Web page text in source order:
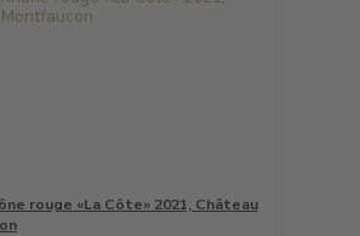
rouge «La Côte» 2021, Château